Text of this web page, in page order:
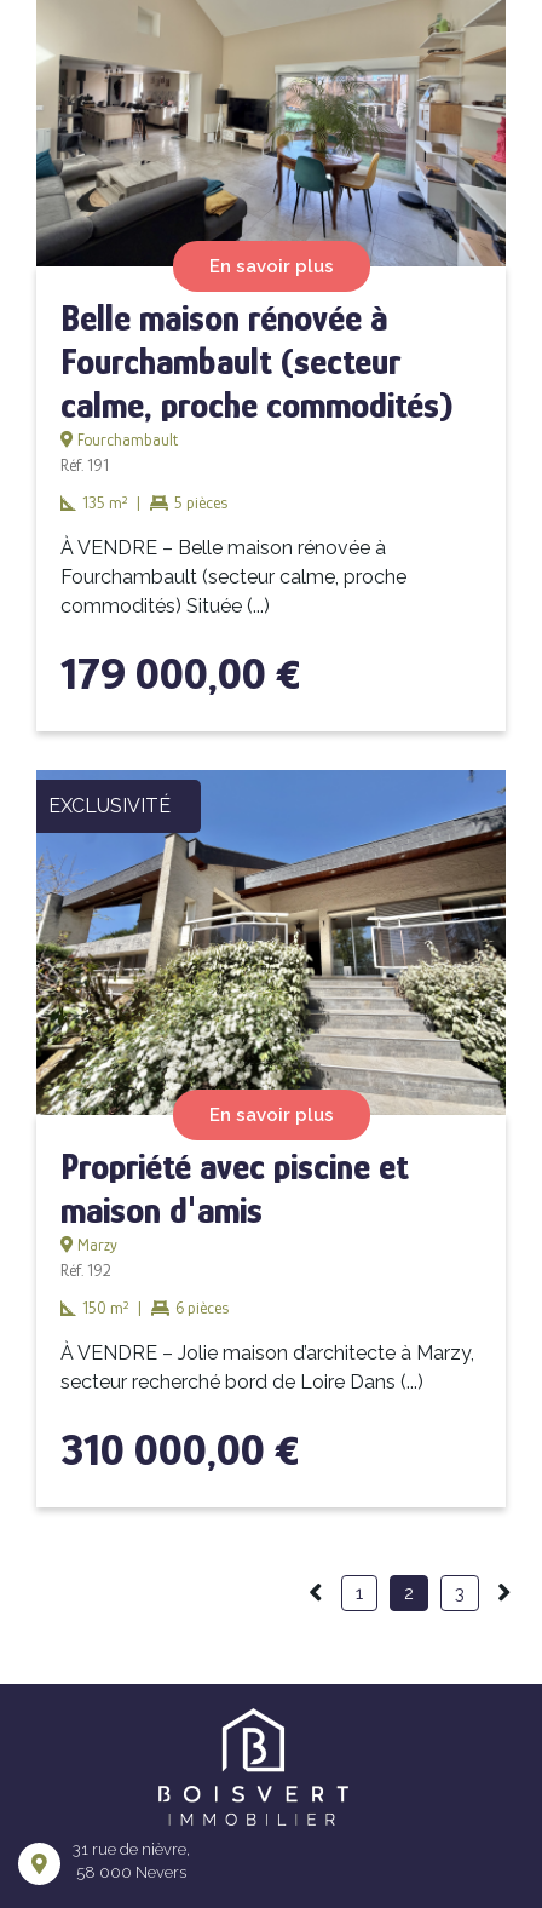
En savoir plus
Belle maison rénovée à
Fourchambault (secteur
calme, proche commodités)
Fourchambault
Réf. 191
135 m² | 5 pièces
À VENDRE – Belle maison rénovée à
Fourchambault (secteur calme, proche
commodités) Située (...)
179 000,00 €
EXCLUSIVITÉ
En savoir plus
Propriété avec piscine et
maison d'amis
Marzy
Réf. 192
150 m² | 6 pièces
À VENDRE – Jolie maison d’architecte à Marzy,
secteur recherché bord de Loire Dans (...)
310 000,00 €
1 2 3
31 rue de nièvre,
58 000 Nevers